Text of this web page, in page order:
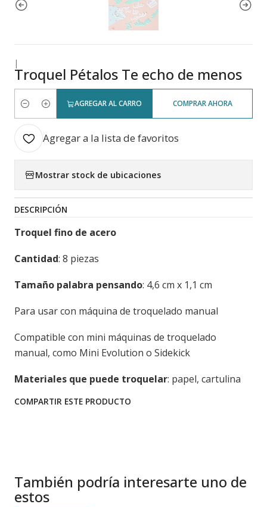
|
Troquel Pétalos Te echo de menos
Cantidad
AGREGAR AL CARRO COMPRAR AHORA
Agregar a la lista de favoritos
Mostrar stock de ubicaciones
DESCRIPCIÓN
Troquel fino de acero
Cantidad: 8 piezas
Tamaño palabra pensando: 4,6 cm x 1,1 cm
Para usar con máquina de troquelado manual
Compatible con mini máquinas de troquelado
manual, como Mini Evolution o Sidekick
Materiales que puede troquelar: papel, cartulina
COMPARTIR ESTE PRODUCTO
También podría interesarte uno de
estos